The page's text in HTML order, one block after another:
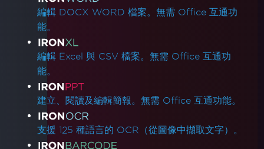
編輯 DOCX WORD 檔案。無需 Office 互通功
能。
編輯 Excel 與 CSV 檔案。無需 Office 互通功
能。
建立、閱讀及編輯簡報。無需 Office 互通功能。
支援 125 種語言的 OCR（從圖像中擷取文字）。